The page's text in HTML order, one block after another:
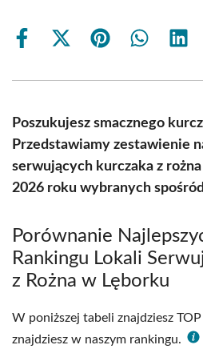
Share
Share
(Twitter)
Share Share
Poszukujesz smacznego
Przedstawiamy zestawienie
serwujących kurczaka z
2026 roku wybranych
Porównanie
Rankingu Lokali
z Rożna w Lęborku
W poniższej tabeli znajdziesz
znajdziesz w naszym rankingu.